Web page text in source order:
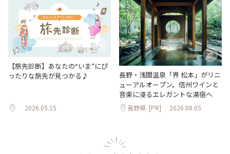
【旅先診断】あなたの“いま”にぴ
ったりな旅先が見つかる♪
2026.05.15
長野・浅間温泉「界 松本」がリニ
ューアルオープン。信州ワインと
音楽に浸るエレガントな湯宿へ
長野県 [PR] 2026.08.05